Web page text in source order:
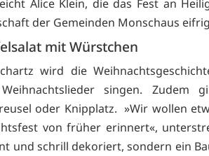
Alice Klein, die das Fest an
der Gemeinden Monschaus
mit Würstchen
wird die
Weihnachtslieder singen.
oder Knipplatz. »Wir wollen
von früher erinnert«,
und schrill dekoriert, sondern ein